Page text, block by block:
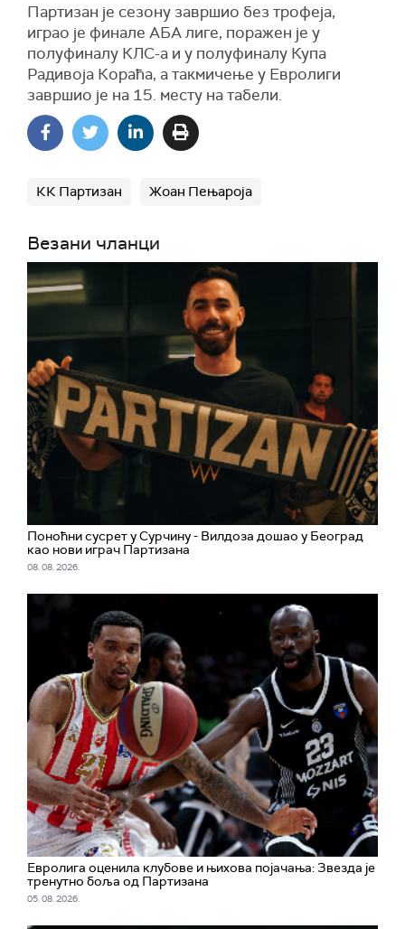
Партизан је сезону завршио без трофеја,
играо је финале АБА лиге, поражен је у
полуфиналу КЛС-а и у полуфиналу Купа
Радивоја Кораћа, а такмичење у Евролиги
завршио је на 15. месту на табели.
КК Партизан Жоан Пењароја
Везани чланци
Поноћни сусрет у Сурчину - Вилдоза дошао у Београд
као нови играч Партизана
08. 08. 2026.
Евролига оценила клубове и њихова појачања: Звезда је
тренутно боља од Партизана
05. 08. 2026.